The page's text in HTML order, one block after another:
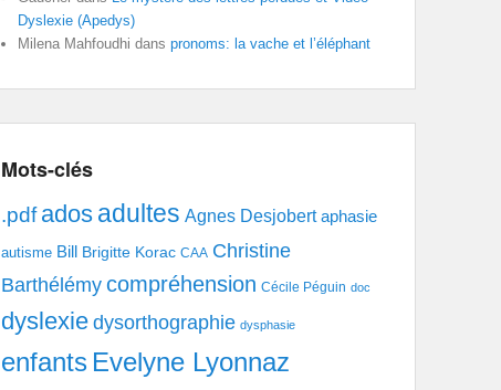
Dyslexie (Apedys)
Milena Mahfoudhi dans pronoms: la vache et l’éléphant
Mots-clés
.pdf ados adultes Agnes Desjobert aphasie
autisme Bill Brigitte Korac CAA Christine
Barthélémycompréhension Cécile Péguin doc
dyslexie dysorthographie dysphasie
enfants Evelyne Lyonnaz